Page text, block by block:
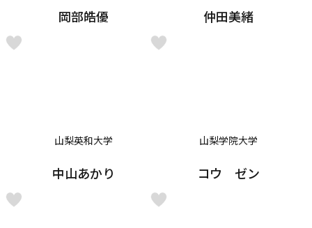
岡部皓優 仲田美緒
山梨英和大学
中山あかり
山梨学院大学
コウ ゼン